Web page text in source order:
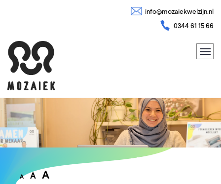
info@mozaiekwelzijn.nl
0344 61 15 66
A A A